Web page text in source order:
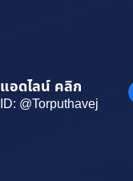
แอดไลน์ คลิก
ID: @Torputhavej